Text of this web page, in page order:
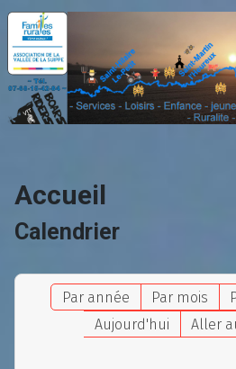
Accueil
Calendrier
Par année Par mois
Aujourd'hui
Aller